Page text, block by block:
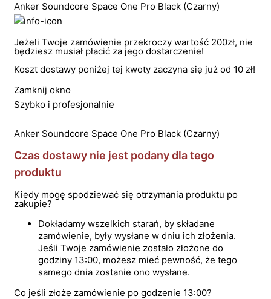
Anker Soundcore Space One Pro Black (Czarny)
Jeżeli Twoje zamówienie przekroczy wartość 200zł, nie
będziesz musiał płacić za jego dostarczenie!
Koszt dostawy poniżej tej kwoty zaczyna się już od 10 zł!
Zamknij okno
Szybko i profesjonalnie
Anker Soundcore Space One Pro Black (Czarny)
Czas dostawy nie jest podany dla tego
produktu
Kiedy mogę spodziewać się otrzymania produktu po
zakupie?
Dokładamy wszelkich starań, by składane
zamówienie, były wysłane w dniu ich złożenia.
Jeśli Twoje zamówienie zostało złożone do
godziny 13:00, możesz mieć pewność, że tego
samego dnia zostanie ono wysłane.
Co jeśli złoże zamówienie po godzenie 13:00?